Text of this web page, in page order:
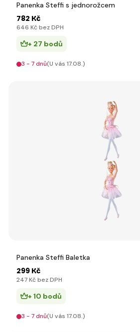
Panenka Steffi s jednorožcem
782 Kč
646 Kč bez DPH
+ 27 bodů
3 - 7 dnů(U vás 17.08.)
Panenka Steffi Baletka
299 Kč
247 Kč bez DPH
+ 10 bodů
3 - 7 dnů(U vás 17.08.)